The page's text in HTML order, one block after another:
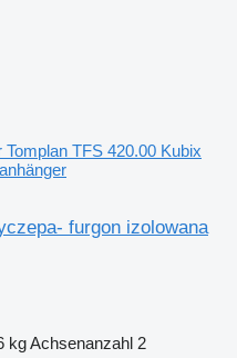
Tomplan TFS 420.00 Kubix
furgon izolowana
kgAchsenanzahl 2